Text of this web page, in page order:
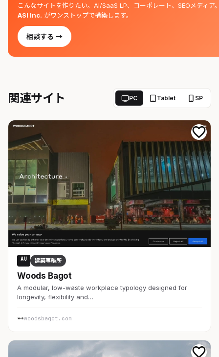
こんなサイトを作りたい。AI/SaaS LP、コーポレート、SEOメディア
ASI Inc. がワンストップで構築します。
相談する →
関連サイト PC Tablet SP
AU 建築事務所
Woods Bagot
A modular, low-waste workplace typology designed for
longevity, flexibility and…
woodsbagot.com